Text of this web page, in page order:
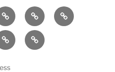
KünstlerBühnenprogramm
Impressionen
Datenschutzerklärung
Impressum